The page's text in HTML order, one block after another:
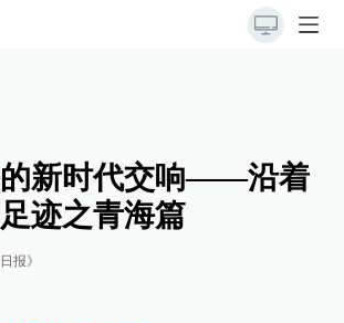
新时代交响——沿着
迹之青海篇
报》